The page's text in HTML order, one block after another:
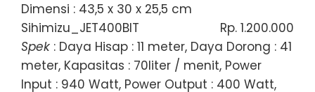
Dimensi : 43,5 x 30 x 25,5 cm
Sihimizu_JET400BIT
Rp. 1.200.000
Spek : Daya Hisap : 11 meter, Daya Dorong : 41
meter, Kapasitas : 70liter / menit, Power
Input : 940 Watt, Power Output : 400 Watt,